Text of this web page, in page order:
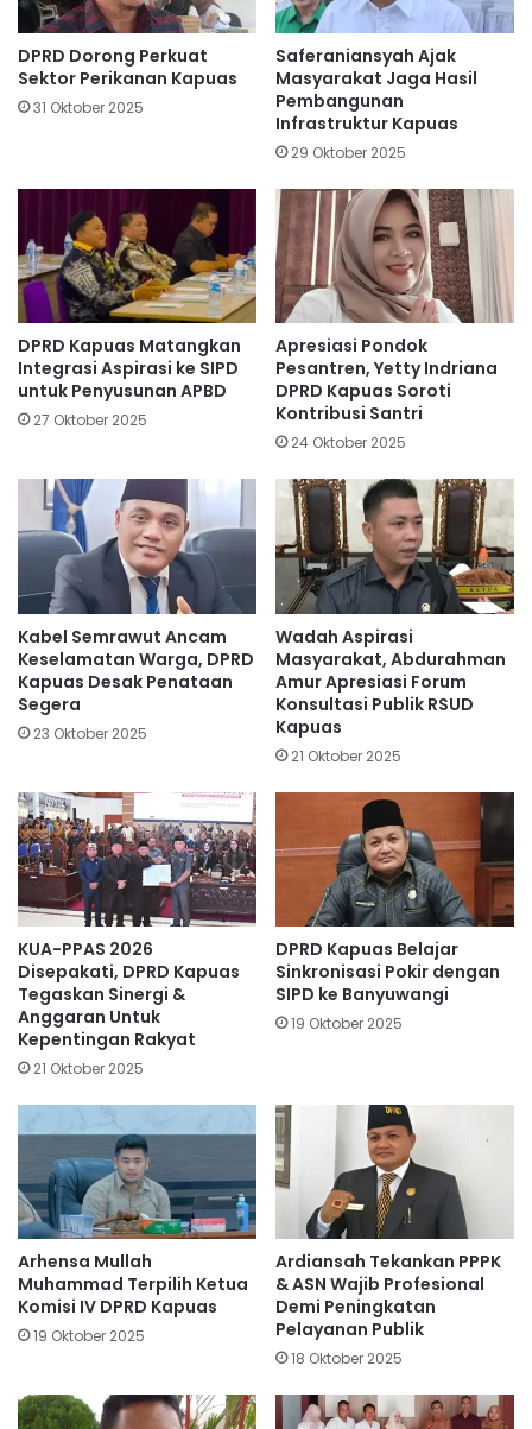
DPRD Dorong Perkuat
Sektor Perikanan Kapuas
31 Oktober 2025
Saferaniansyah Ajak
Masyarakat Jaga Hasil
Pembangunan
Infrastruktur Kapuas
29 Oktober 2025
DPRD Kapuas Matangkan
Integrasi Aspirasi ke SIPD
untuk Penyusunan APBD
27 Oktober 2025
Apresiasi Pondok
Pesantren, Yetty Indriana
DPRD Kapuas Soroti
Kontribusi Santri
24 Oktober 2025
Kabel Semrawut Ancam
Keselamatan Warga, DPRD
Kapuas Desak Penataan
Segera
23 Oktober 2025
Wadah Aspirasi
Masyarakat, Abdurahman
Amur Apresiasi Forum
Konsultasi Publik RSUD
Kapuas
21 Oktober 2025
KUA-PPAS 2026
Disepakati, DPRD Kapuas
Tegaskan Sinergi &
Anggaran Untuk
Kepentingan Rakyat
21 Oktober 2025
DPRD Kapuas Belajar
Sinkronisasi Pokir dengan
SIPD ke Banyuwangi
19 Oktober 2025
Arhensa Mullah
Muhammad Terpilih Ketua
Komisi IV DPRD Kapuas
19 Oktober 2025
Ardiansah Tekankan PPPK
& ASN Wajib Profesional
Demi Peningkatan
Pelayanan Publik
18 Oktober 2025